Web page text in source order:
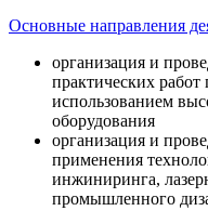
Основные направления
организация и
практических
использованием
оборудования
организация и
применения
инжиниринга,
промышленного